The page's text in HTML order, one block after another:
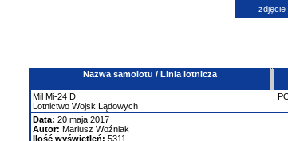
zdjęcie
Nazwa samolotu / Linia lotnicza
Mil Mi-24 D
Lotnictwo Wojsk Lądowych
Data: 20 maja 2017
Autor: Mariusz Woźniak
Ilość wyświetleń: 5311